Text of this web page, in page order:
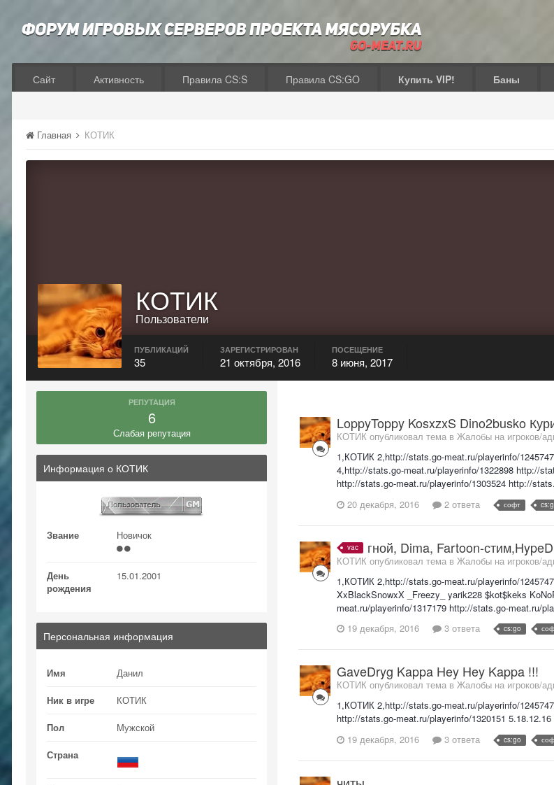
Сайт Активность Правила CS:S Правила CS:GO Купить VIP! Баны
Главная КОТИК
КОТИК
Пользователи
ПУБЛИКАЦИЙ
35
ЗАРЕГИСТРИРОВАН
21 октября, 2016
ПОСЕЩЕНИЕ
8 июня, 2017
РЕПУТАЦИЯ
6
Слабая репутация
Информация о КОТИК
Звание Новичок
День
рождения
15.01.2001
Персональная информация
Имя Данил
Ник в игре КОТИК
Пол Мужской
Страна
LoppyToppy KosxzxS Dino2busko
КОТИК опубликовал тема в Жалобы на игроков/
1,КОТИК 2,http://stats.go-meat.ru/playerinfo/
4,http://stats.go-meat.ru/playerinfo/1322898 http://
http://stats.go-meat.ru/playerinfo/1303524 http://
20 декабря, 2016
2 ответа софт
vac гной, Dima, Fartoon-
КОТИК опубликовал тема в Жалобы на игроков/
1,КОТИК 2,http://stats.go-meat.ru/playerinfo/
XxBlackSnowxX _Freezy_ yarik228 $kot$keks
meat.ru/playerinfo/1317179 http://stats.go-meat.ru/
19 декабря, 2016
3 ответа cs:go
GaveDryg Kappa Hey Hey Kappa !!!
КОТИК опубликовал тема в Жалобы на игроков/
1,КОТИК 2,http://stats.go-meat.ru/playerinfo/
http://stats.go-meat.ru/playerinfo/1320151
19 декабря, 2016
3 ответа cs:go